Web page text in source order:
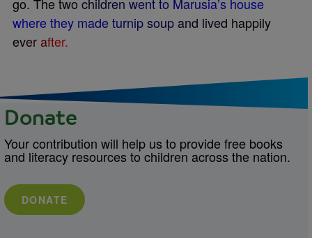
go. Thetwo children wentto Marusia’s house
wherethey madeturnipsoupand lived happily
everafter.
Donate
Your contribution will help us to provide free books
and literacy resources to children across the nation.
DONATE